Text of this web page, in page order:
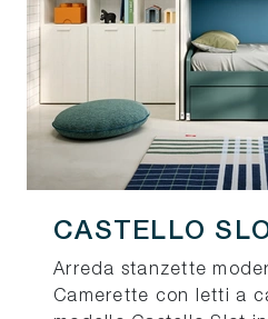
CASTELLO
Arreda stanzette
Camerette con letti a